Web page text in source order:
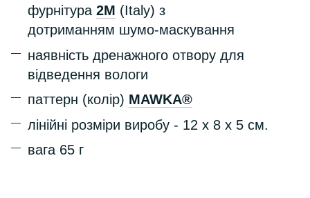
фурнітура 2М (Italy) з
дотриманням шумо-маскування
наявність дренажного отвору для
відведення вологи
паттерн (колір) MAWKA®
лінійні розміри виробу - 12 х 8 х 5 см.
вага 65 г